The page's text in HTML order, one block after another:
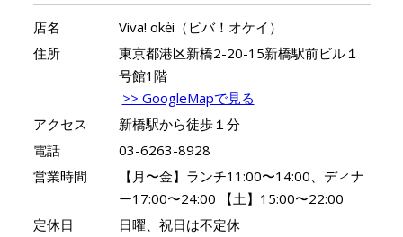
店名
Viva! okėi（ビバ！オケイ）
住所
東京都港区新橋2-20-15新橋駅前ビル１
号館1階
>> GoogleMapで見る
アクセス
新橋駅から徒歩１分
電話
03-6263-8928
営業時間
【月〜金】ランチ11:00〜14:00、ディナ
ー17:00〜24:00 【土】15:00〜22:00
定休日
日曜、祝日は不定休